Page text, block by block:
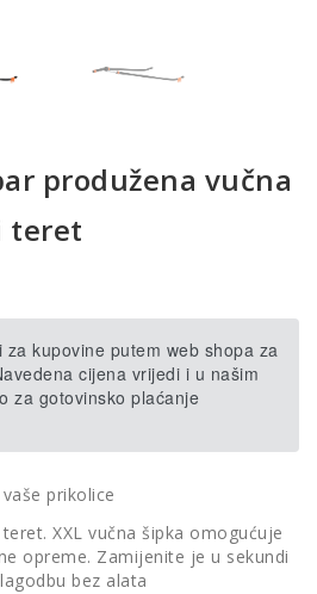
produžena vučna
teret
kupovine putem web shopa za
cijena vrijedi i u našim
za gotovinsko plaćanje
prikolice
XXL vučna šipka omogućuje
opreme. Zamijenite je u sekundi
bez alata